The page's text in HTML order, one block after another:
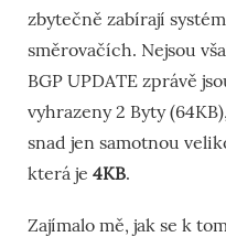
zbytečně zabírají
směrovačích. Nejsou
BGP UPDATE zprávě
vyhrazeny 2 Byty
snad jen samotnou
která je 4KB.
Zajímalo mě, jak se k